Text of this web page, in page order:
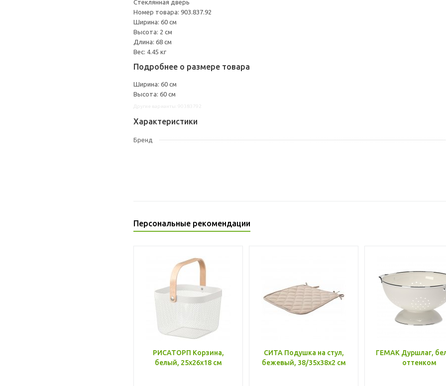
Стеклянная дверь
Номер товара: 903.837.92
Ширина: 60 см
Высота: 2 см
Длина: 68 см
Вес: 4.45 кг
Подробнее о размере товара
Ширина: 60 см
Высота: 60 см
Характеристики
Бренд
Персональные рекомендации
РИСАТОРП Корзина,
белый, 25x26x18 см
СИТА Подушка на стул,
бежевый, 38/35x38x2 см
ГЕМАК Дуршлаг,
оттенком